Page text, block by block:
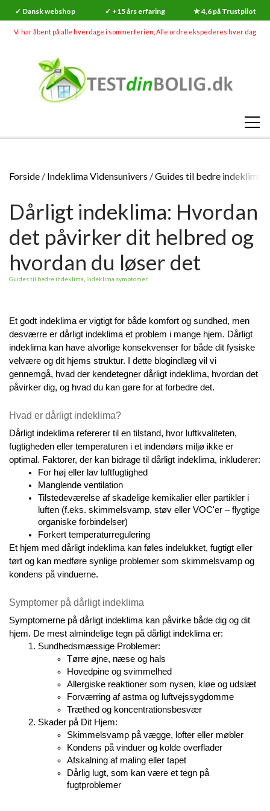
✓ Dansk webshop ✓ +15 års erfaring ★ 4,6 på Trustpilot
Vi har åbent på alle hverdage i sommerferien, Alle ordre ekspederes hver dag
Forside Indeklima Vidensunivers Guides til bedre indeklima
Dårligt indeklima: Hvordan
det påvirker dit helbred og
hvordan du løser det
Guides til bedre indeklima Indeklima symptomer
Et godt indeklima er vigtigt for både komfort og sundhed, men
desværre er dårligt indeklima et problem i mange hjem. Dårligt
indeklima kan have alvorlige konsekvenser for både dit fysiske
velvære og dit hjems struktur. I dette blogindlæg vil vi
gennemgå, hvad der kendetegner dårligt indeklima, hvordan det
påvirker dig, og hvad du kan gøre for at forbedre det.
Hvad er dårligt indeklima?
Dårligt indeklima refererer til en tilstand, hvor luftkvaliteten,
fugtigheden eller temperaturen i et indendørs miljø ikke er
optimal. Faktorer, der kan bidrage til dårligt indeklima, inkluderer:
For høj eller lav luftfugtighed
Manglende ventilation
Tilstedeværelse af skadelige kemikalier eller partikler i
luften (f.eks. skimmelsvamp, støv eller VOC'er – flygtige
organiske forbindelser)
Forkert temperaturregulering
Et hjem med dårligt indeklima kan føles indelukket, fugtigt eller
tørt og kan medføre synlige problemer som skimmelsvamp og
kondens på vinduerne.
Symptomer på dårligt indeklima
Symptomerne på dårligt indeklima kan påvirke både dig og dit
hjem. De mest almindelige tegn på dårligt indeklima er:
Sundhedsmæssige Problemer:
Tørre øjne, næse og hals
Hovedpine og svimmelhed
Allergiske reaktioner som nysen, kløe og udslæt
Forværring af astma og luftvejssygdomme
Træthed og koncentrationsbesvær
Skader på Dit Hjem:
Skimmelsvamp på vægge, lofter eller møbler
Kondens på vinduer og kolde overflader
Afskalning af maling eller tapet
Dårlig lugt, som kan være et tegn på
fugtproblemer